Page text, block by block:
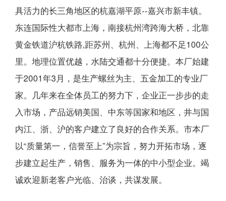
具活力的长三角地区的杭嘉湖平原--嘉兴市新丰镇。
东连国际性大都市上海，南接杭州湾跨海大桥，北靠
黄金铁道沪杭铁路,距苏州、杭州、上海都不足100公
里。地理位置优越，水陆交通都十分便捷。本厂始建
于2001年3月，是生产螺丝为主、五金加工的专业厂
家。几年来在全体员工的努力下，企业正一步步的走
入市场，产品远销美国、中东等国家和地区，井与国
内江、浙、沪的客户建立了良好的合作关系。市本厂
以“质量第一，信誉至上”为宗旨，努力开拓市场，逐
步建立起生产，销售、服务为一体的中小型企业。竭
诚欢迎新老客户光临、治谈，共谋发展。